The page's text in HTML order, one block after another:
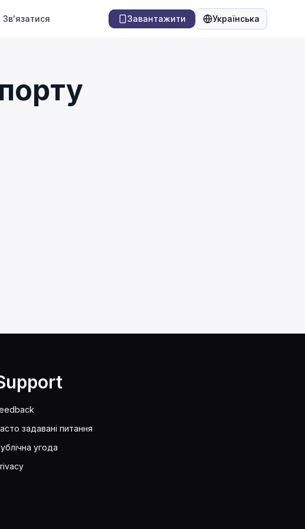
Зв'язатися Завантажити Українська
Мова
задавані питання
угода